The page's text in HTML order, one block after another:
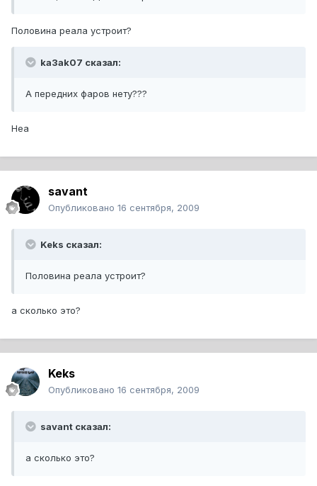
Половина реала устроит?
ka3ak07 сказал:
А передних фаров нету???
Неа
savant
Опубликовано 16 сентября, 2009
Keks сказал:
Половина реала устроит?
а сколько это?
Keks
Опубликовано 16 сентября, 2009
savant сказал:
а сколько это?